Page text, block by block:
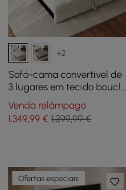
+2
Sofá-cama convertível de
3 lugares em tecido bouclé
170 cm
Venda relâmpago
1.349,99 € 1.399,99 €
Ofertas especiais